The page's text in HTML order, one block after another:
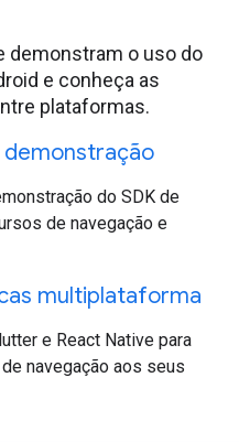
demonstram o uso do
e conheça as
plataformas.
demonstração
do SDK de
de navegação e
multiplataforma
e React Native para
navegação aos seus